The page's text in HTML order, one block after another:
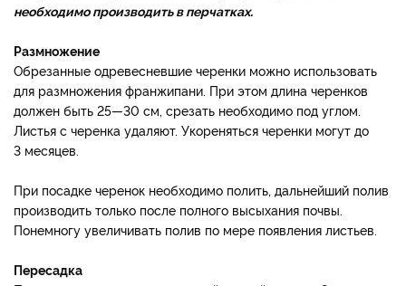
необходимо производить в перчатках.
Размножение
Обрезанные одревесневшие черенки можно использовать
для размножения франжипани. При этом длина черенков
должен быть 25—30 см, срезать необходимо под углом.
Листья с черенка удаляют. Укореняться черенки могут до
3 месяцев.
При посадке черенок необходимо полить, дальнейший полив
производить только после полного высыхания почвы.
Понемногу увеличивать полив по мере появления листьев.
Пересадка